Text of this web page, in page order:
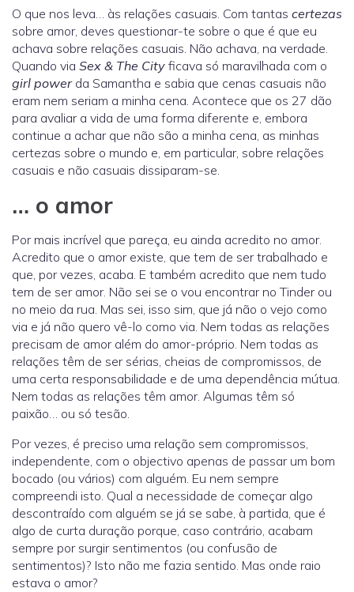
O que nos leva… às relações casuais. Com tantas certezas
sobre amor, deves questionar-te sobre o que é que eu
achava sobre relações casuais. Não achava, na verdade.
Quando via Sex & The City ficava só maravilhada com o
girl powerda Samantha e sabia que cenas casuais não
eram nem seriam a minha cena. Acontece que os 27 dão
para avaliar a vida de uma forma diferente e, embora
continue a achar que não são a minha cena, as minhas
certezas sobre o mundo e, em particular, sobre relações
casuais e não casuais dissiparam-se.
… o amor
Por mais incrível que pareça, eu ainda acredito no amor.
Acredito que o amor existe, que tem de ser trabalhado e
que, por vezes, acaba. E também acredito que nem tudo
tem de ser amor. Não sei se o vou encontrar no Tinder ou
no meio da rua. Mas sei, isso sim, que já não o vejo como
via e já não quero vê-lo como via. Nem todas as relações
precisam de amor além do amor-próprio. Nem todas as
relações têm de ser sérias, cheias de compromissos, de
uma certa responsabilidade e de uma dependência mútua.
Nem todas as relações têm amor. Algumas têm só
paixão… ou só tesão.
Por vezes, é preciso uma relação sem compromissos,
independente, com o objectivo apenas de passar um bom
bocado (ou vários) com alguém. Eu nem sempre
compreendi isto. Qual a necessidade de começar algo
descontraído com alguém se já se sabe, à partida, que é
algo de curta duração porque, caso contrário, acabam
sempre por surgir sentimentos (ou confusão de
sentimentos)? Isto não me fazia sentido. Mas onde raio
estava o amor?